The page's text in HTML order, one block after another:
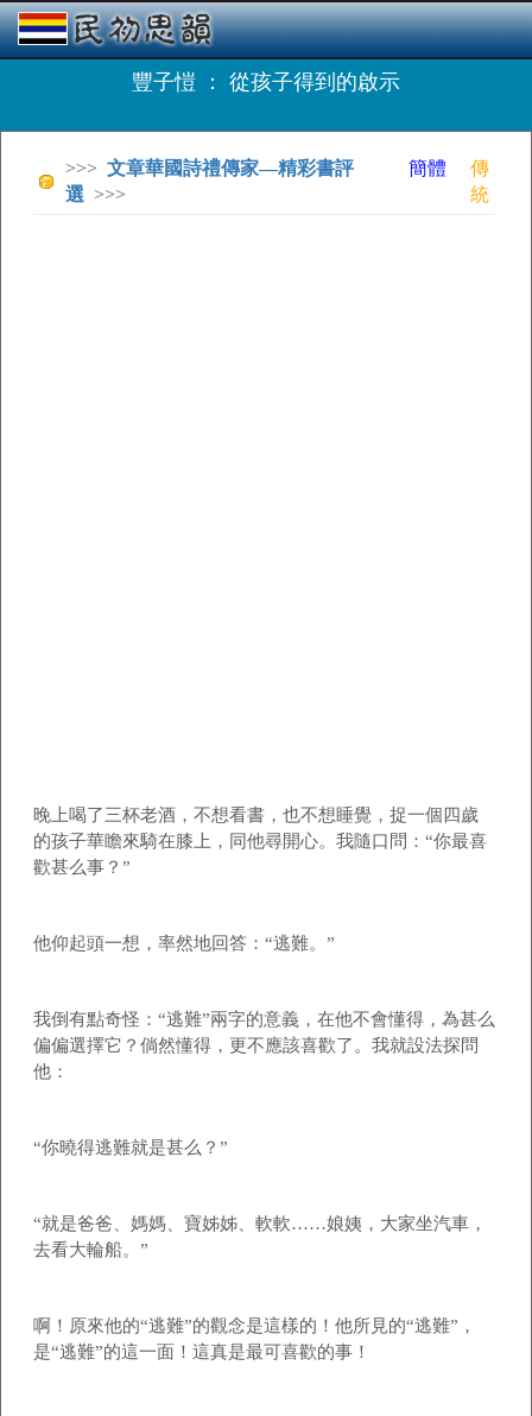
豐子愷 ： 從孩子得到的啟示
>>> 文章華國詩禮傳家—精彩書評
選 >>>
簡體
傳
統
晚上喝了三杯老酒，不想看書，也不想睡覺，捉一個四歲
的孩子華瞻來騎在膝上，同他尋開心。我隨口問：“你最喜
歡甚么事？”
他仰起頭一想，率然地回答：“逃難。”
我倒有點奇怪：“逃難”兩字的意義，在他不會懂得，為甚么
偏偏選擇它？倘然懂得，更不應該喜歡了。我就設法探問
他：
“你曉得逃難就是甚么？”
“就是爸爸、媽媽、寶姊姊、軟軟……娘姨，大家坐汽車，
去看大輪船。”
啊！原來他的“逃難”的觀念是這樣的！他所見的“逃難”，
是“逃難”的這一面！這真是最可喜歡的事！